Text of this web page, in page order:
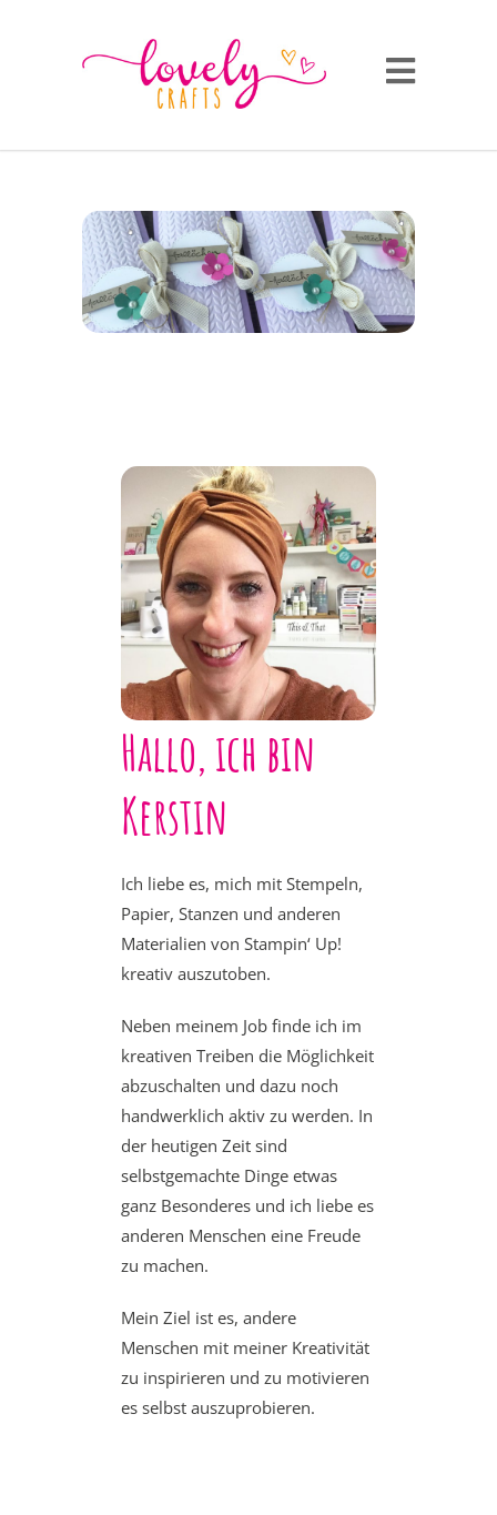
Hallo, ich bin
Kerstin
Ich liebe es, mich mit Stempeln,
Papier, Stanzen und anderen
Materialien von Stampin‘ Up!
kreativ auszutoben.
Neben meinem Job finde ich im
kreativen Treiben die Möglichkeit
abzuschalten und dazu noch
handwerklich aktiv zu werden. In
der heutigen Zeit sind
selbstgemachte Dinge etwas
ganz Besonderes und ich liebe es
anderen Menschen eine Freude
zu machen.
Mein Ziel ist es, andere
Menschen mit meiner Kreativität
zu inspirieren und zu motivieren
es selbst auszuprobieren.